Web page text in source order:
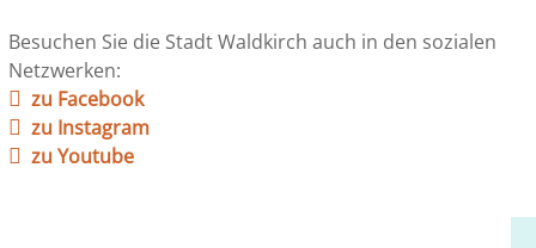
Besuchen Sie die Stadt Waldkirch auch in den sozialen
Netzwerken:
zu Facebook
zu Instagram
zu Youtube